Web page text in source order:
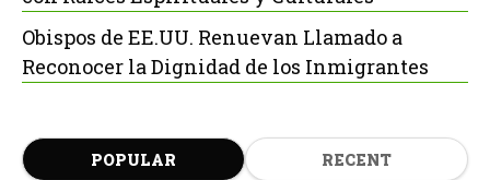
Obispos de EE.UU. Renuevan Llamado a
Reconocer la Dignidad de los Inmigrantes
POPULAR RECENT